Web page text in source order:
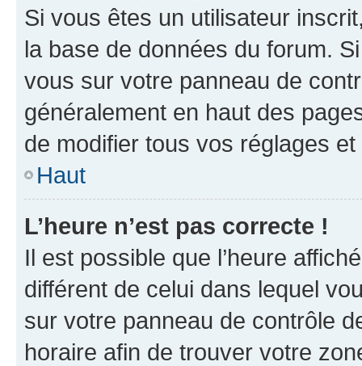
Si vous êtes un utilisateur
la base de données du forum.
vous sur votre panneau de
généralement en haut des
de modifier tous vos réglages
Haut
L’heure n’est pas correcte !
Il est possible que l’heure
différent de celui dans lequel
sur votre panneau de contrôle
horaire afin de trouver votre